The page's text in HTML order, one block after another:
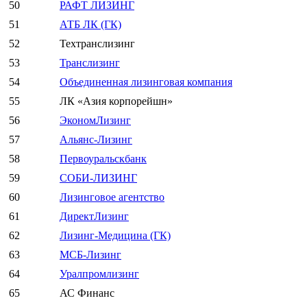
50
РАФТ ЛИЗИНГ
51
АТБ ЛК (ГК)
52
Техтранслизинг
53
Транслизинг
54
Объединенная лизинговая компания
55
ЛК «Азия корпорейшн»
56
ЭкономЛизинг
57
Альянс-Лизинг
58
Первоуральскбанк
59
СОБИ-ЛИЗИНГ
60
Лизинговое агентство
61
ДиректЛизинг
62
Лизинг-Медицина (ГК)
63
МСБ-Лизинг
64
Уралпромлизинг
65
АС Финанс